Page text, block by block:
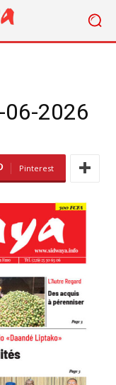
06-2026
Pinterest